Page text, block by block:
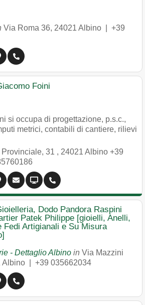
Via Roma 36, 24021 Albino
+39
Foini
si occupa di progettazione, p.s.c.,
metrici, contabili di cantiere, rilievi
31 , 24021 Albino +39
Dodo Pandora Raspini
Patek Philippe [gioielli, Anelli,
Fedi Artigianali e Su Misura
- Dettaglio Albino in Via Mazzini
Albino +39 035662034